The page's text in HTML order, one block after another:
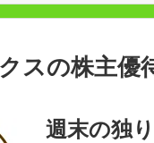
スの株主優
週末の独